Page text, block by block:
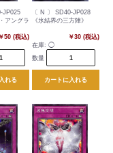
JP025
アングラ
￥50 (税込)
れる
〔 N 〕 SD40-JP028
《氷結界の三方陣》
￥30 (税込)
在庫: ◯
数量
カートに入れる